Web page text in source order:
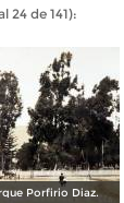
24 de 141):
Porfirio Diaz.